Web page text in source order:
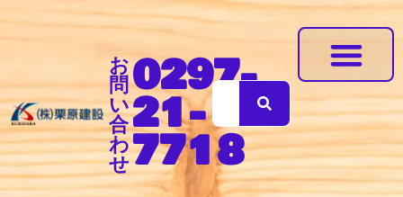
お
問
い
合
わ
せ
0297-
21-
7718